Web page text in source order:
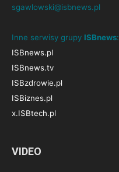
sgawlowski@isbnews.pl
Inne serwisy grupy ISBnews:
ISBnews.pl
ISBnews.tv
ISBzdrowie.pl
ISBiznes.pl
x.ISBtech.pl
VIDEO